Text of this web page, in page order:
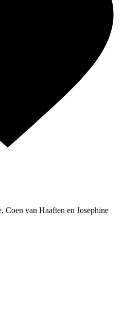
Coen van Haaften en Josephine